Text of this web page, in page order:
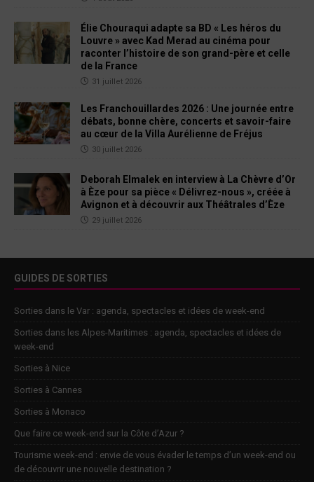
Élie Chouraqui adapte sa BD « Les héros du
Louvre » avec Kad Merad au cinéma pour
raconter l’histoire de son grand-père et celle
de la France
31 juillet 2026
Les Franchouillardes 2026 : Une journée entre
débats, bonne chère, concerts et savoir-faire
au cœur de la Villa Aurélienne de Fréjus
30 juillet 2026
Deborah Elmalek en interview à La Chèvre d’Or
à Èze pour sa pièce « Délivrez-nous », créée à
Avignon et à découvrir aux Théâtrales d’Èze
29 juillet 2026
GUIDES DE SORTIES
Sorties dans le Var : agenda, spectacles et idées de week-end
Sorties dans les Alpes-Maritimes : agenda, spectacles et idées de
week-end
Sorties à Nice
Sorties à Cannes
Sorties à Monaco
Que faire ce week-end sur la Côte d’Azur ?
Tourisme week-end : envie de vous évader le temps d’un week-end ou
de découvrir une nouvelle destination ?